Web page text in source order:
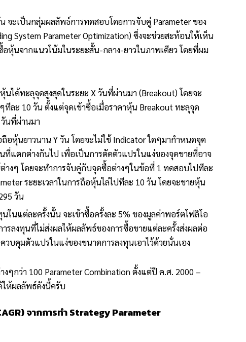
ะเป็นกลุ่มผลลัพธ์การทดสอบโดยการจับคู่ Parameter ของ
System Parameter Optimization) ซึ่งจะช่วยสะท้อนให้เห็น
หุ้นจากแนวโน้มในระยะสั้น-กลาง-ยาวในภาพเดียว โดยที่ผม
ได้ทะลุจุดสูงสุดในระยะ X วันที่ผ่านมา (Breakout) โดยจะ
ละ 10 วัน ตั้งแต่จุดเข้าซื้อเมื่อราคาหุ้น Breakout ทะลุจุด
วันที่ผ่านมา
อหุ้นยาวนาน Y วัน โดยจะไม่ใช้ Indicator ใดๆมากำหนดจุด
ที่แตกต่างกันไป เพื่อเป็นการตัดตัวแปรในแง่ของจุดขายที่อาจ
งๆ โดยจะทำการจับคู่กับจุดซื้อต่างๆในข้อที่ 1 ทดสอบไปทีละ
ระยะเวลาในการถือหุ้นไล่ไปทีละ 10 วัน โดยจะขายหุ้น
วัน
ในแต่ละครั้งนั้น จะเข้าซื้อครั้งละ 5% ของมูลค่าพอร์ตโฟลิโอ
ลงทุนที่ไม่ส่งผลให้ผลลัพธ์ของการซื้อขายแต่ละครั้งส่งผลต่อ
บคุมตัวแปรในแง่ของขนาดการลงทุนเอาไว้ด้วยนั่นเอง
กว่า 100 Parameter Combination ตั้งแต่ปี ค.ศ. 2000 –
ห้ผลลัพธ์ดังนี้ครับ
จากการทำ Strategy Parameter